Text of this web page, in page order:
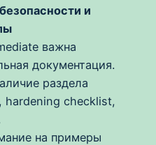
и
важна
документация.
раздела
hardening checklist,
на примеры